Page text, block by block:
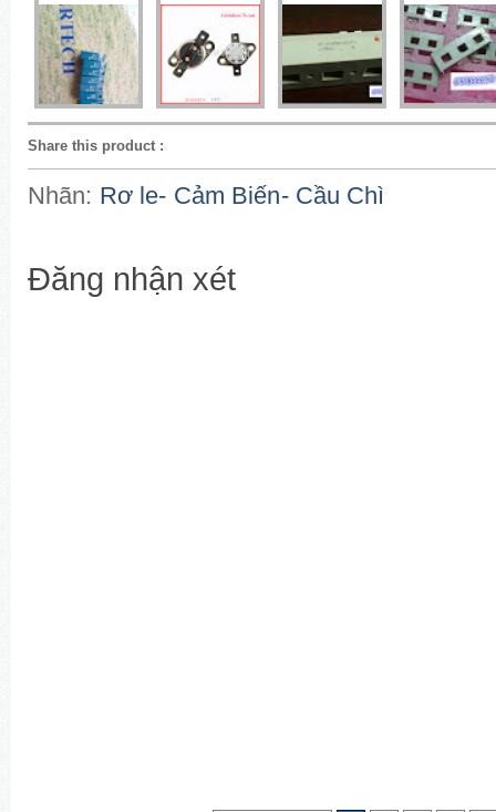
Share this product :
Nhãn: Rơ le- Cảm Biến- Cầu Chì
Đăng nhận xét